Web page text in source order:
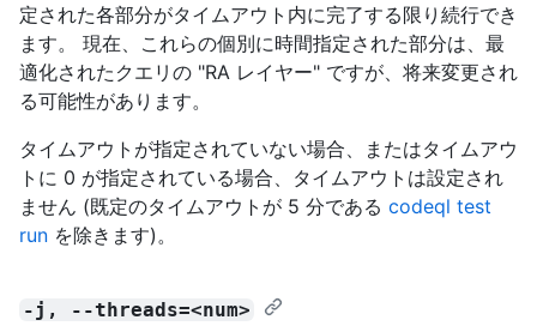
定された各部分がタイムアウト内に完了する限り続行でき
ます。 現在、これらの個別に時間指定された部分は、最
適化されたクエリの "RA レイヤー" ですが、将来変更され
る可能性があります。
タイムアウトが指定されていない場合、またはタイムアウ
トに 0 が指定されている場合、タイムアウトは設定され
ません (既定のタイムアウトが 5 分である codeql test
run を除きます)。
-j, --threads=<num>